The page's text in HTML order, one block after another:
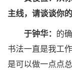
主线，请谈谈你
于钟华： 的
书法一直是我工
是可以做一点点